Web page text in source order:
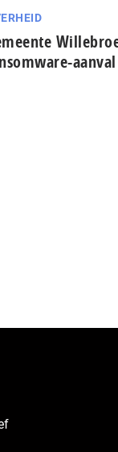
aanval